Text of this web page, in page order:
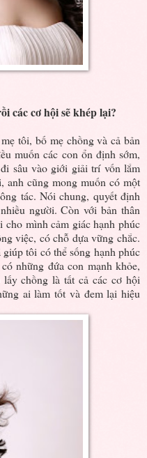
các cơ hội sẽ khép lại?
tôi, bố mẹ chồng và cả bản
muốn các con ổn định sớm,
sâu vào giới giải trí vốn lắm
anh cũng mong muốn có một
tác. Nói chung, quyết định
người. Còn với bản thân
mình cảm giác hạnh phúc
việc, có chỗ dựa vững chắc.
tôi có thể sống hạnh phúc
những đứa con mạnh khỏe,
chồng là tất cả các cơ hội
ai làm tốt và đem lại hiệu